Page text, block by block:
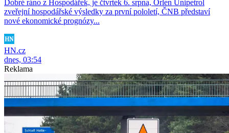
Dobré ráno z Hospodářek, je čtvrtek 6. srpna, Orlen Unipetrol
zveřejní hospodářské výsledky za první pololetí, ČNB představí
nové ekonomické prognózy...
HN.cz
dnes, 03:54
Reklama